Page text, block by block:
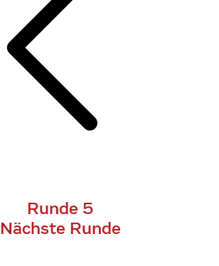
Runde 5
Nächste Runde